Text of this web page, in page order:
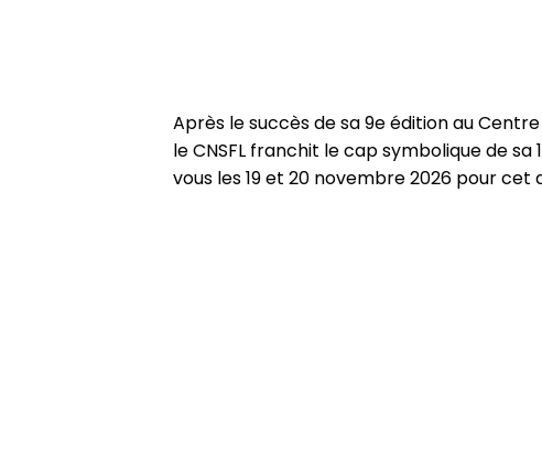
Après le succès de sa 9e édition au
leCNSFL franchit le cap symbolique de sa
vous les19 et 20 novembre 2026 pour cet